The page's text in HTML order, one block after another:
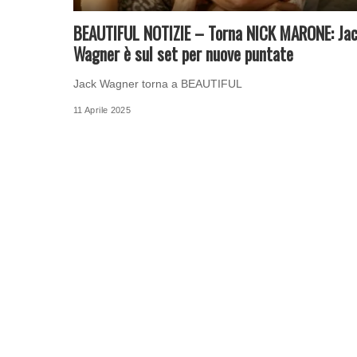
BEAUTIFUL NOTIZIE – Torna NICK MARONE:
Wagner è sul set per nuove puntate
Jack Wagner torna a BEAUTIFUL
11 Aprile 2025